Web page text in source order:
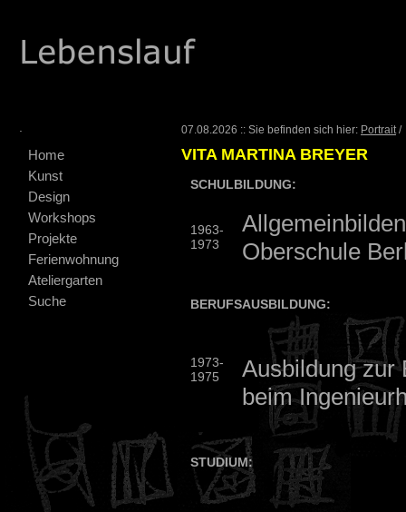
Home
Kunst
Design
Workshops
Projekte
Ferienwohnung
Ateliergarten
Suche
07.08.2026 :: Sie befinden sich hier: Portrait/
VITA MARTINA BREYER
SCHULBILDUNG:
1963-
1973
Oberschule
BERUFSAUSBILDUNG:
1973-
1975
Ausbildung zur
beim
STUDIUM: